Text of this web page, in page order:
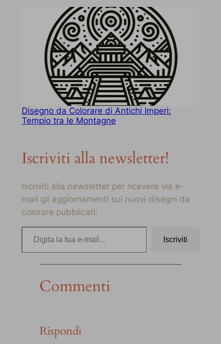
Disegno da Colorare di Antichi Imperi:
Tempio tra le Montagne
Iscriviti alla newsletter!
Iscriviti alla newsletter per ricevere via e-
mail gli aggiornamenti sui nuovi disegni da
colorare pubblicati:
Digita la tua e-mail…
Iscriviti
Commenti
Rispondi